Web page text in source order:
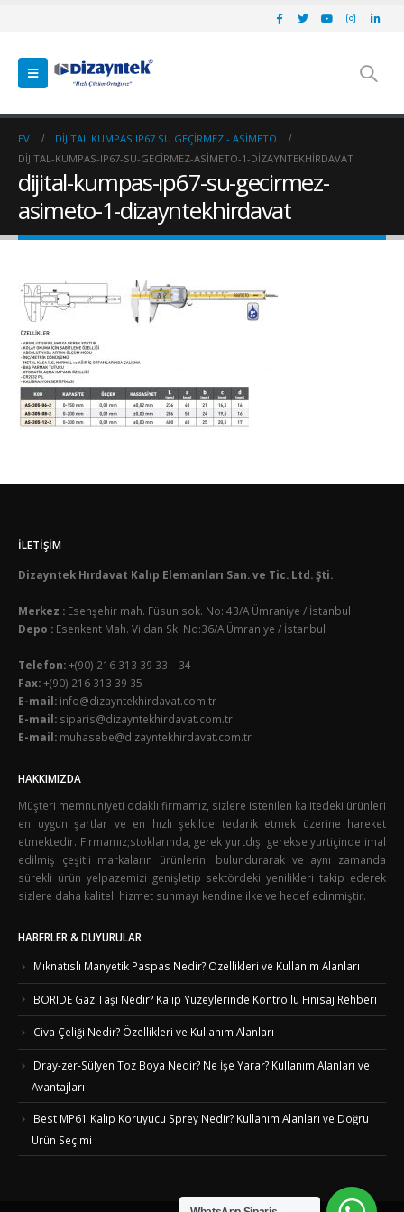
EV
DIJITAL KUMPAS IP67 SU GEÇIRMEZ - ASİMETO
DIJITAL-KUMPAS-IP67-SU-GECIRMEZ-ASIMETO-1-DIZAYNTEKHIRDAVAT
dijital-kumpas-ıp67-su-gecirmez-
asimeto-1-dizayntekhirdavat
İLETIŞIM
Dizayntek Hırdavat Kalıp Elemanları San. ve Tic. Ltd. Şti.
Merkez : Esenşehir mah. Füsun sok. No: 43/A Ümraniye / İstanbul
Depo : Esenkent Mah. Vildan Sk. No:36/A Ümraniye / İstanbul
Telefon:+(90) 216 313 39 33 – 34
Fax:+(90) 216 313 39 35
E-mail: info@dizayntekhirdavat.com.tr
E-mail: siparis@dizayntekhirdavat.com.tr
E-mail: muhasebe@dizayntekhirdavat.com.tr
HAKKIMIZDA
Müşteri memnuniyeti odaklı firmamız, sizlere istenilen kalitedeki ürünleri
en uygun şartlar ve en hızlı şekilde tedarik etmek üzerine hareket
etmektedir. Firmamız;stoklarında, gerek yurtdışı gerekse yurtiçinde imal
edilmiş çeşitli markaların ürünlerini bulundurarak ve aynı zamanda
sürekli ürün yelpazemizi genişletip sektördeki yenilikleri takip ederek
sizlere daha kaliteli hizmet sunmayı kendine ilke ve hedef edinmiştir.
HABERLER & DUYURULAR
Mıknatıslı Manyetik Paspas Nedir? Özellikleri ve Kullanım Alanları
BORIDE Gaz Taşı Nedir? Kalıp Yüzeylerinde Kontrollü Finisaj Rehberi
Civa Çeliği Nedir? Özellikleri ve Kullanım Alanları
Dray-zer-Sülyen Toz Boya Nedir? Ne İşe Yarar? Kullanım Alanları ve
Avantajları
Best MP61 Kalıp Koruyucu Sprey Nedir? Kullanım Alanları ve Doğru
Ürün Seçimi